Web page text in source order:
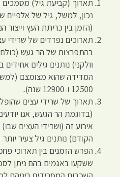
תארוך (קביעת גיל) מסמכים
נכון, למשל, גיל של
(הזמן בין כריתת העץ וייצור
תארוכים נפרדים של שרידי
בהתפרצות של הר געש
וולקני) נותנים גילים
המדידה שהוא מצומצם
12500 ו-12900 שנה).
תארוך של שרידי עצים
(בדוגמת הר הגעש, אנו
אירוע זה (ושרידי העצים
הקודם) נותנים גיל צעיר יותר (למשל
ששקעו באגמים בהם ניתן